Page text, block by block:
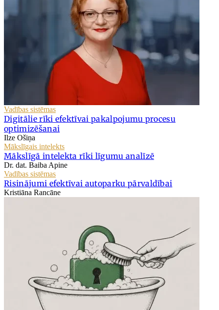
Vadības sistēmas
Digitālie rīki efektīvai pakalpojumu procesu
optimizēšanai
Ilze Ošiņa
Mākslīgais intelekts
Mākslīgā intelekta rīki līgumu analīzē
Dr. dat. Baiba Apine
Vadības sistēmas
Risinājumi efektīvai autoparku pārvaldībai
Kristiāna Rancāne